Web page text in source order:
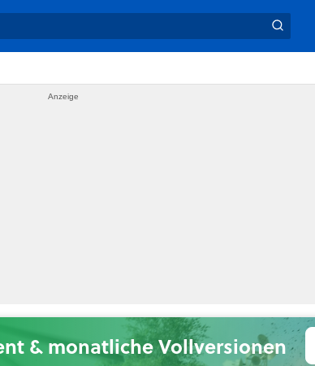
& monatliche Vollversionen